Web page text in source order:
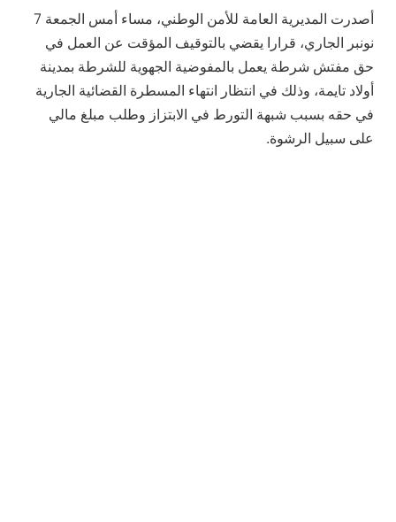
أصدرت المديرية العامة للأمن الوطني، مساء أمس الجمعة 7
نونبر الجاري، قرارا يقضي بالتوقيف المؤقت عن العمل في
حق مفتش شرطة يعمل بالمفوضية الجهوية للشرطة بمدينة
أولاد تايمة، وذلك في انتظار انتهاء المسطرة القضائية الجارية
في حقه بسبب شبهة التورط في الابتزاز وطلب مبلغ مالي
على سبيل الرشوة.